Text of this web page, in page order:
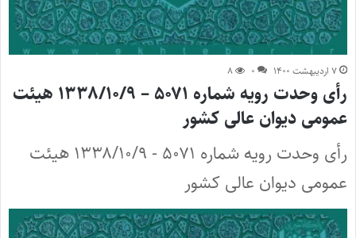
۷ اردیبهشت ۱۴۰۰ ۰ ۸
رأی وحدت رویه شماره ۵۰۷۱ – ۱۳۳۸/۱۰/۹ هیئت
عمومی دیوان عالی کشور
رأی وحدت رویه شماره ۵۰۷۱ - ۱۳۳۸/۱۰/۹ هیئت
عمومی دیوان عالی کشور